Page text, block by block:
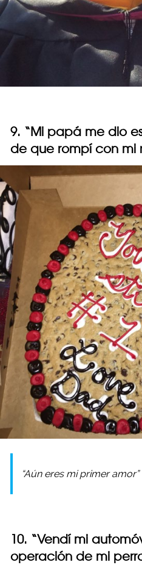
9. “Mi papá me dio
de que rompí con mi
“Aún eres mi primer amor”
10. “Vendí mi
operación de mi